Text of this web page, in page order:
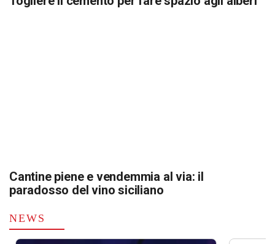
Cantine piene e vendemmia al via: il
paradosso del vino siciliano
NEWS